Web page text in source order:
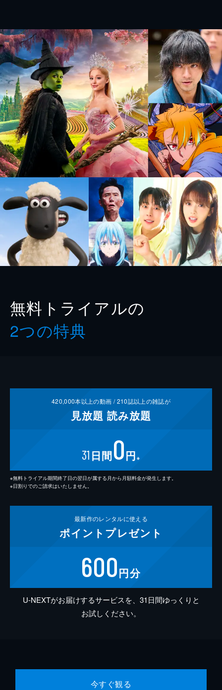
無料トライアルの
2つの特典
420,000本以上の動画 /210誌以上の雑誌が
見放題 読み放題
31 日間0円 ※
※無料トライアル期間終了日の翌日が属する月から月額料金が発生します。
※日割りでのご請求はいたしません。
最新作のレンタルに使える
ポイント プレゼント
600円分
U-NEXTがお届けするサービスを、31日間ゆっくりと
お試しください。
今すぐ観る